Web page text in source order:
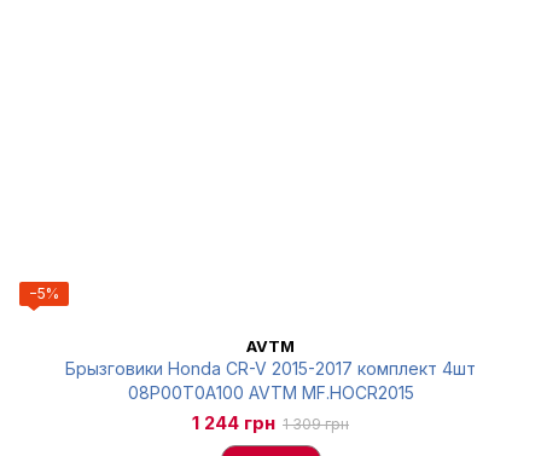
−5%
AVTM
Брызговики Honda CR-V 2015-2017 комплект 4шт
08P00T0A100 AVTM MF.HOCR2015
1 244 грн 1 309 грн